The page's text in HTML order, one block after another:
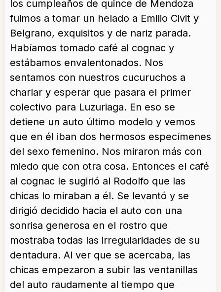
los cumpleaños de quince de Mendoza
fuimos a tomar un helado a Emilio Civit y
Belgrano, exquisitos y de nariz parada.
Habíamos tomado café al cognac y
estábamos envalentonados. Nos
sentamos con nuestros cucuruchos a
charlar y esperar que pasara el primer
colectivo para Luzuriaga. En eso se
detiene un auto último modelo y vemos
que en él iban dos hermosos especímenes
del sexo femenino. Nos miraron más con
miedo que con otra cosa. Entonces el café
al cognac le sugirió al Rodolfo que las
chicas lo miraban a él. Se levantó y se
dirigió decidido hacia el auto con una
sonrisa generosa en el rostro que
mostraba todas las irregularidades de su
dentadura. Al ver que se acercaba, las
chicas empezaron a subir las ventanillas
del auto raudamente al tiempo que